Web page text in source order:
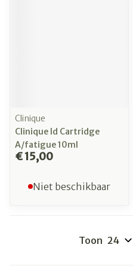
Clinique
Clinique Id Cartridge
A/fatigue 10ml
€ 15,00
Niet beschikbaar
Toon